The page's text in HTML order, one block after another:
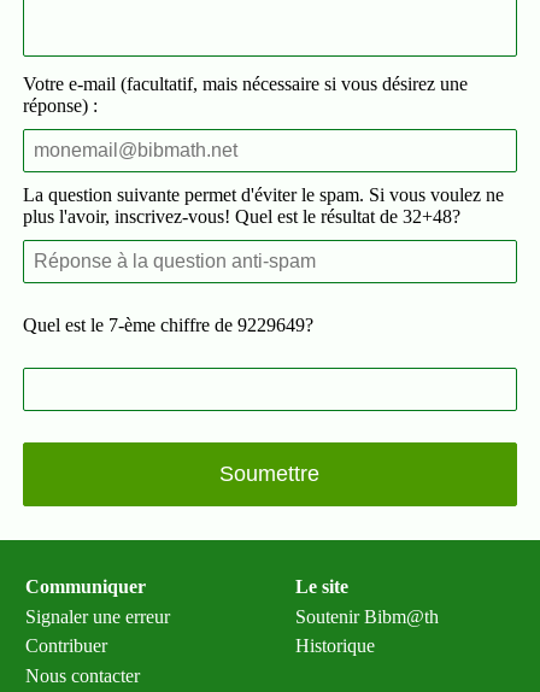
Votre e-mail (facultatif, mais nécessaire si vous désirez une
réponse) :
La question suivante permet d'éviter le spam. Si vous voulez ne
plus l'avoir, inscrivez-vous! Quel est le résultat de 32+48?
Quel est le 7-ème chiffre de 9229649?
Communiquer
Signaler une erreur
Contribuer
Nous contacter
Le site
Soutenir Bibm@th
Historique